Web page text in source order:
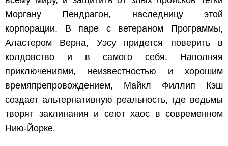
Моргану Пендрагон, наследницу этой
корпорации. В паре с ветераном Программы,
Аластером Верна, Уэсу придется поверить в
колдовство и в самого себя. Наполняя
приключениями, неизвестностью и хорошим
времяпрепровождением, Майкл Филлип Кэш
создает альтернативную реальность, где ведьмы
творят заклинания и сеют хаос в современном
Нию-Йорке.